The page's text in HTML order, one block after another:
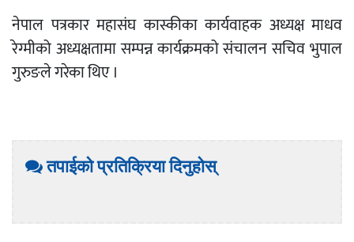
नेपाल पत्रकार महासंघ कास्कीका कार्यवाहक अध्यक्ष माधव
रेग्मीको अध्यक्षतामा सम्पन्न कार्यक्रमको संचालन सचिव भुपाल
गुरुङले गरेका थिए ।
तपाईको प्रतिक्रिया दिनुहोस्